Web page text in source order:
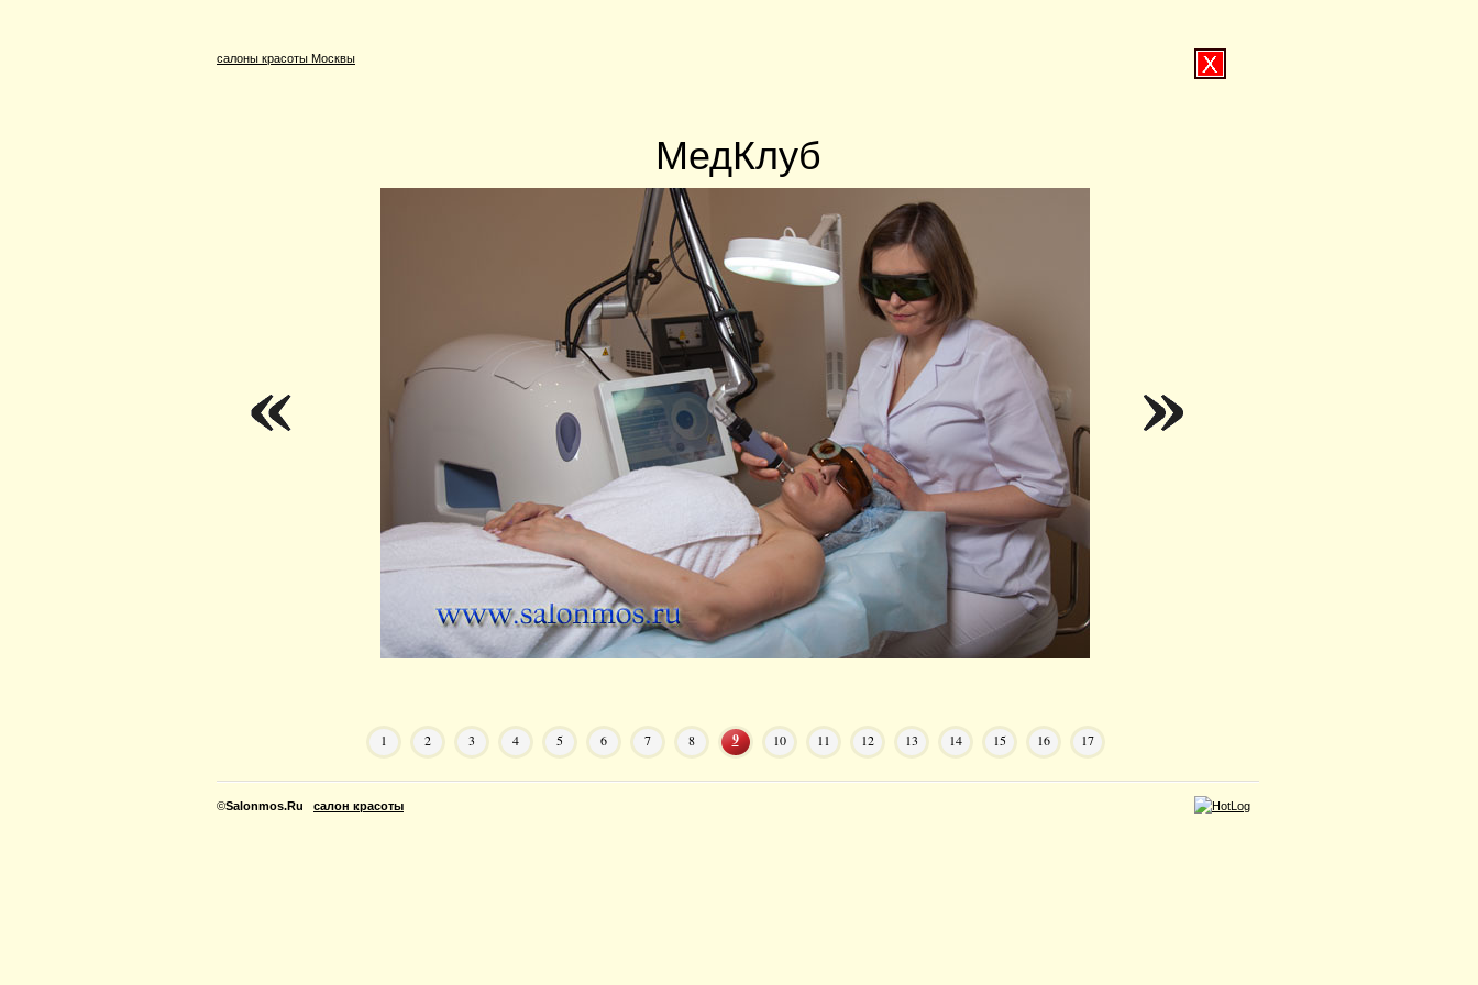
салоны красоты Москвы
МедКлуб
1 2 3 4 5 6 7 8 9 10 11 12 13 14 15 16 17
©Salonmos.Ru салон красоты